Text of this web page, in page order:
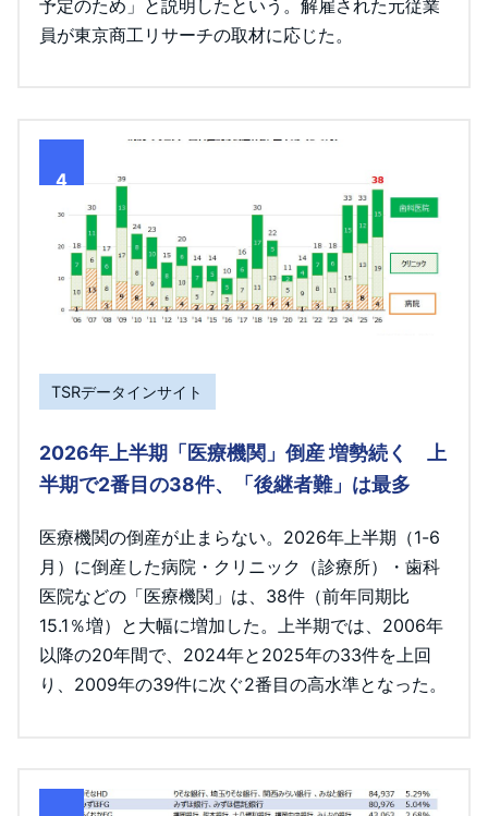
予定のため」と説明したという。解雇された元従業
員が東京商工リサーチの取材に応じた。
4
TSRデータインサイト
2026年上半期「医療機関」倒産 増勢続く 上
半期で2番目の38件、「後継者難」は最多
医療機関の倒産が止まらない。2026年上半期（1-6
月）に倒産した病院・クリニック（診療所）・歯科
医院などの「医療機関」は、38件（前年同期比
15.1％増）と大幅に増加した。上半期では、2006年
以降の20年間で、2024年と2025年の33件を上回
り、2009年の39件に次ぐ2番目の高水準となった。